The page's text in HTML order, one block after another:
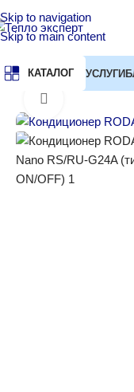
Skip to navigation
Skip to main content
КАТАЛОГ УСЛУГИ
Главная